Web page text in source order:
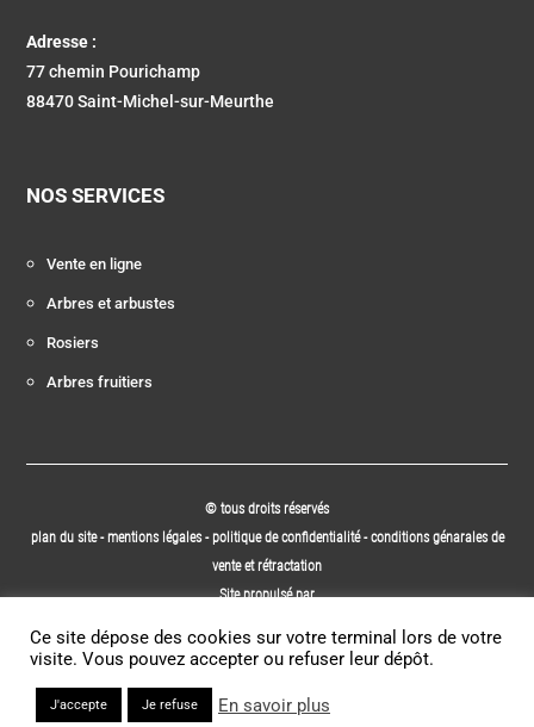
Adresse :
77 chemin Pourichamp
88470 Saint-Michel-sur-Meurthe
NOS SERVICES
Vente en ligne
Arbres et arbustes
Rosiers
Arbres fruitiers
© tous droits réservés
plan du site-mentions légales -politique de confidentialité-conditions génarales de
vente et rétractation
Site propulsé par
Ce site dépose des cookies sur votre terminal lors de votre
visite. Vous pouvez accepter ou refuser leur dépôt.
J'accepte Je refuse En savoir plus